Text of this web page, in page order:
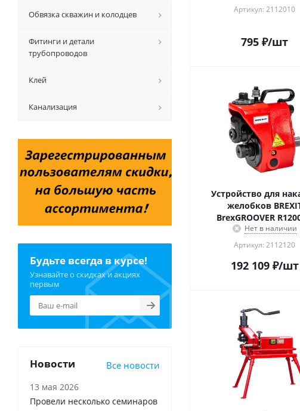
Артикул: 2112010
795 ₽/шт
Устройство для
желобков
BrexGROOVER
Нет в наличии
Артикул: 2112120
192 109₽/шт
Обвязка скважин и колодцев
Фитинги и детали
трубопроводов
Клей
Канализация
Будьте всегда в курсе!
Узнавайте о скидках и акциях
первым
Новости Все новости
13 мая 2026
Провели несколько семинаров